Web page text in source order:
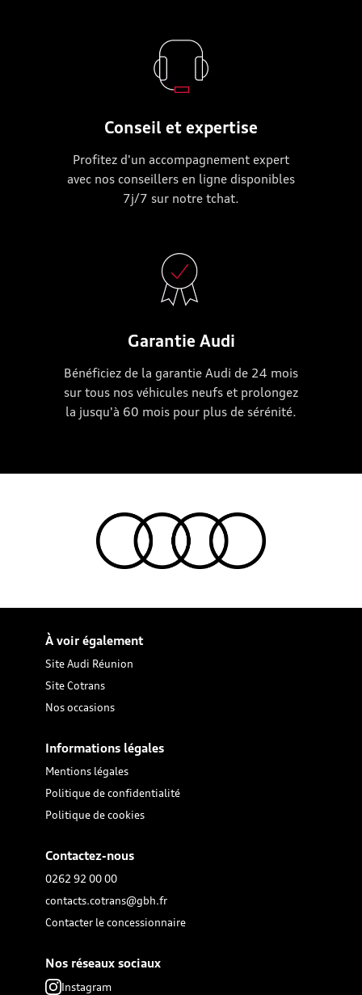
Conseil et expertise
Profitez d'un accompagnement expert
avec nos conseillers en ligne disponibles
7j/7 sur notre tchat.
Garantie Audi
Bénéficiez de la garantie Audi de 24 mois
sur tous nos véhicules neufs et prolongez
la jusqu'à 60 mois pour plus de sérénité.
À voir également
Site Audi Réunion
Site Cotrans
Nos occasions
Informations légales
Mentions légales
Politique de confidentialité
Politique de cookies
Contactez-nous
0262 92 00 00
contacts.cotrans@gbh.fr
Contacter le concessionnaire
Nos réseaux sociaux
Instagram